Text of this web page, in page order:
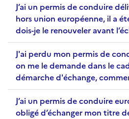
J’ai un permis de conduire
hors union européenne, il a
dois-je le renouveler avant
J'ai perdu mon permis de
on me le demande dans le
démarche d'échange,
J’ai un permis de conduire
obligé d’échanger mon titre